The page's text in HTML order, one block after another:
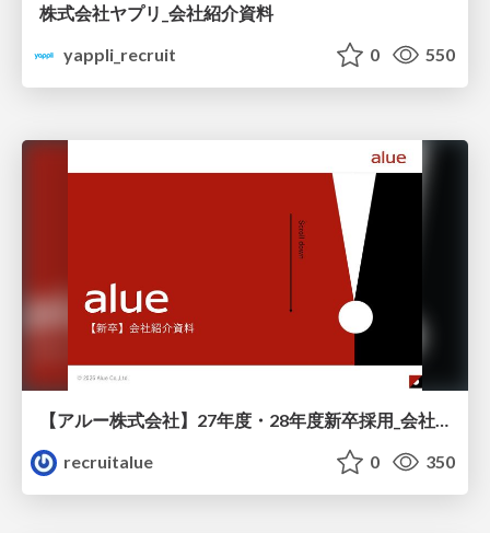
株式会社ヤプリ_会社紹介資料
yappli_recruit
0 550
【アルー株式会社】27年度・28年度新卒採用_会社説明資料
recruitalue
0 350